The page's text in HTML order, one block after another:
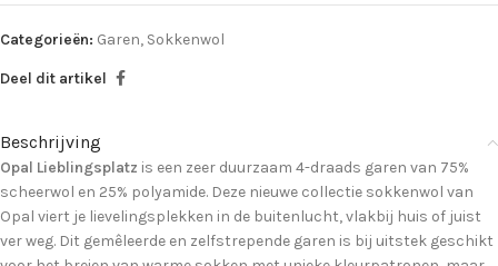
Categorieën: Garen, Sokkenwol
Deel dit artikel
Beschrijving
Opal Lieblingsplatz is een zeer duurzaam 4-draads garen van 75%
scheerwol en 25% polyamide. Deze nieuwe collectie sokkenwol van
Opal viert je lievelingsplekken in de buitenlucht, vlakbij huis of juist
ver weg. Dit gemêleerde en zelfstrepende garen is bij uitstek geschikt